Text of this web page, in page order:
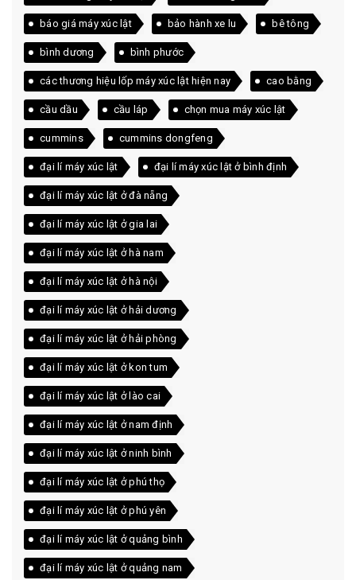
báo giá máy xúc lật bảo hành xe lu bê tông
bình dương bình phước
các thương hiệu lốp máy xúc lật hiện nay cao bằng
cầu dầu cầu láp chọn mua máy xúc lật
cummins cummins dongfeng
đại lí máy xúc lật đại lí máy xúc lật ở bình định
đại lí máy xúc lật ở đà nẵng
đại lí máy xúc lật ở gia lai
đại lí máy xúc lật ở hà nam
đại lí máy xúc lật ở hà nội
đại lí máy xúc lật ở hải dương
đại lí máy xúc lật ở hải phòng
đại lí máy xúc lật ở kon tum
đại lí máy xúc lật ở lào cai
đại lí máy xúc lật ở nam định
đại lí máy xúc lật ở ninh bình
đại lí máy xúc lật ở phú thọ
đại lí máy xúc lật ở phú yên
đại lí máy xúc lật ở quảng bình
đại lí máy xúc lật ở quảng nam